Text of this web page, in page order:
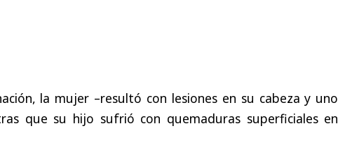
la mujer –resultó con lesiones en su cabeza y uno
que su hijo sufrió con quemaduras superficiales en